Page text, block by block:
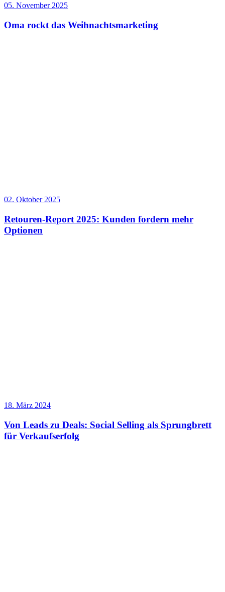
05. November 2025
Oma rockt das Weihnachtsmarketing
02. Oktober 2025
Retouren-Report 2025: Kunden fordern mehr
Optionen
18. März 2024
Von Leads zu Deals: Social Selling als Sprungbrett
für Verkaufserfolg